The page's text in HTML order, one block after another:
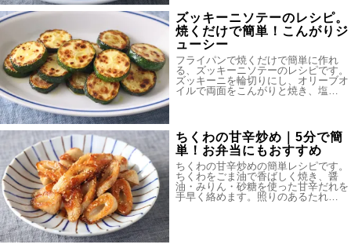
ズッキーニソテーのレシピ。
焼くだけで簡単！こんがりジ
ューシー
フライパンで焼くだけで簡単に作れ
る、ズッキーニソテーのレシピです。
ズッキーニを輪切りにし、オリーブオ
イルで両面をこんがりと焼き、塩…
ちくわの甘辛炒め｜5分で簡
単！お弁当にもおすすめ
ちくわの甘辛炒めの簡単レシピです。
ちくわをごま油で香ばしく焼き、醤
油・みりん・砂糖を使った甘辛だれを
手早く絡めます。照りのあるたれ…